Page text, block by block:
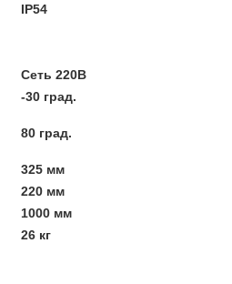
IP54
Сеть 220В
-30 град.
80 град.
325 мм
220 мм
1000 мм
26 кг